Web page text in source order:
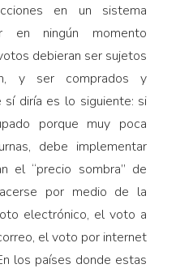
en un sistema
en ningún momento
debieran ser sujetos
y ser comprados y
diría es lo siguiente: si
porque muy poca
debe implementar
el “precio sombra” de
por medio de la
electrónico, el voto a
el voto por internet
los países donde estas